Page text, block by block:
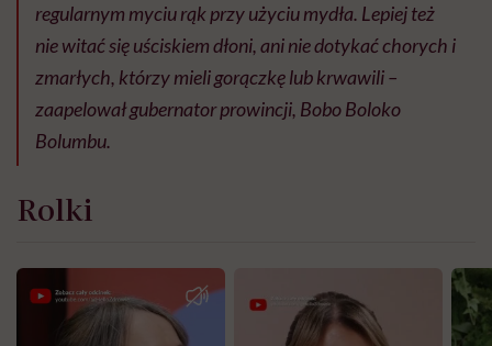
regularnym myciu rąk przy użyciu mydła. Lepiej też
nie witać się uściskiem dłoni, ani nie dotykać chorych i
zmarłych, którzy mieli gorączkę lub krwawili –
zaapelował gubernator prowincji, Bobo Boloko
Bolumbu.
Rolki